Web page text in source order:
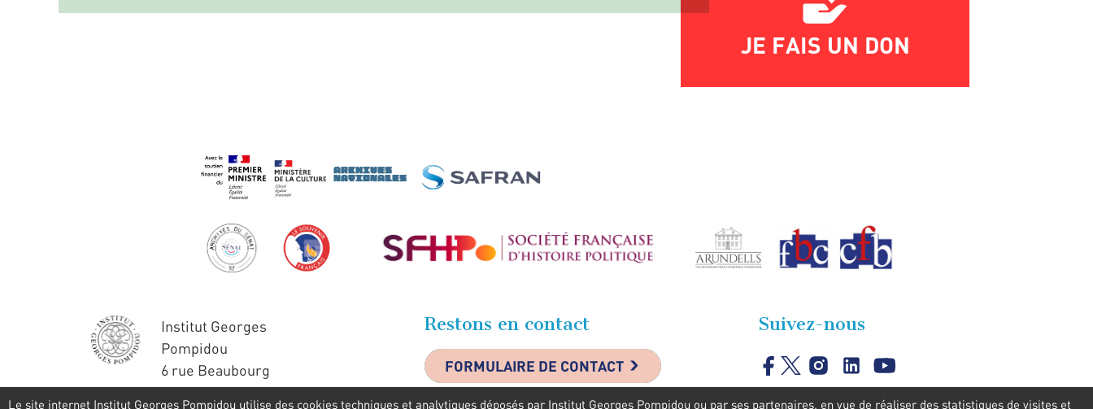
JE FAIS UN DON
Institut Georges
Pompidou
6 rue Beaubourg
75004 Paris
Restons en contact
FORMULAIRE DE CONTACT
Suivez-nous
Le site internet Institut Georges Pompidou utilise des cookies techniques et analytiques déposés par Institut Georges Pompidou ou par ses partenaires, en vue de réaliser des statistiques de visites et